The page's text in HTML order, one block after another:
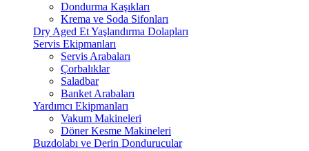
Dondurma Kaşıkları
Krema ve Soda Sifonları
Dry Aged Et Yaşlandırma Dolapları
Servis Ekipmanları
Servis Arabaları
Çorbalıklar
Saladbar
Banket Arabaları
Yardımcı Ekipmanları
Vakum Makineleri
Döner Kesme Makineleri
Buzdolabı ve Derin Dondurucular